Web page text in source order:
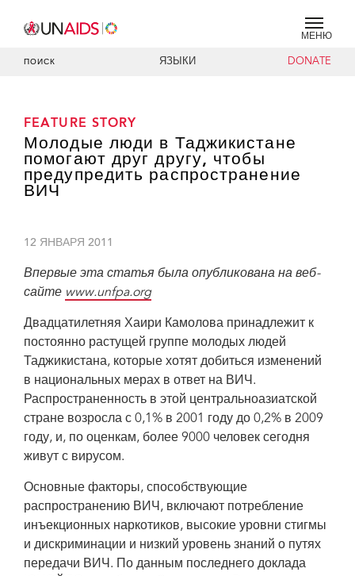
МЕНЮ
ПОИСК ЯЗЫКИ DONATE
FEATURE STORY
Молодые люди в Таджикистане
помогают друг другу, чтобы
предупредить распространение
ВИЧ
12 ЯНВАРЯ 2011
Впервые эта статья была опубликована на веб-
сайте www.unfpa.org
Двадцатилетняя Хаири Камолова принадлежит к
постоянно растущей группе молодых людей
Таджикистана, которые хотят добиться изменений
в национальных мерах в ответ на ВИЧ.
Распространенность в этой центральноазиатской
стране возросла с 0,1% в 2001 году до 0,2% в 2009
году, и, по оценкам, более 9000 человек сегодня
живут с вирусом.
Основные факторы, способствующие
распространению ВИЧ, включают потребление
инъекционных наркотиков, высокие уровни стигмы
и дискриминации и низкий уровень знаний о путях
передачи ВИЧ. По данным последнего доклада